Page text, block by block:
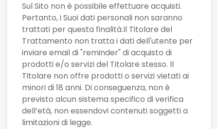
Sul Sito non è possibile effettuare acquisti.
Pertanto, i Suoi dati personali non saranno
trattati per questa finalità.Il Titolare del
Trattamento non tratta i dati dell'utente per
inviare email di "reminder" di acquisto di
prodotti e/o servizi del Titolare stesso. Il
Titolare non offre prodotti o servizi vietati ai
minori di 18 anni. Di conseguenza, non è
previsto alcun sistema specifico di verifica
dell’età, non essendovi contenuti soggetti a
limitazioni di legge.